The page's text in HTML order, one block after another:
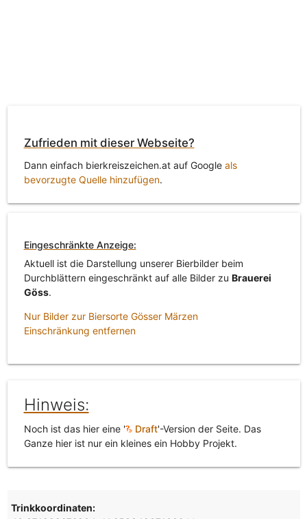
Zufrieden mit dieser Webseite?
Dann einfach bierkreiszeichen.at auf Google als
bevorzugte Quelle hinzufügen.
Eingeschränkte Anzeige:
Aktuell ist die Darstellung unserer Bierbilder beim
Durchblättern eingeschränkt auf alle Bilder zu Brauerei
Göss.
Nur Bilder zur Biersorte Gösser Märzen
Einschränkung entfernen
Hinweis:
Noch ist das hier eine ' Draft'-Version der Seite. Das
Ganze hier ist nur ein kleines ein Hobby Projekt.
Trinkkoordinaten: